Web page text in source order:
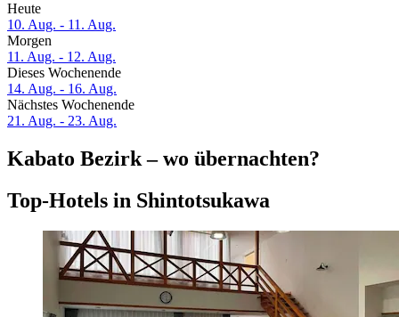
Heute
10. Aug. - 11. Aug.
Morgen
11. Aug. - 12. Aug.
Dieses Wochenende
14. Aug. - 16. Aug.
Nächstes Wochenende
21. Aug. - 23. Aug.
Kabato Bezirk – wo übernachten?
Top-Hotels in Shintotsukawa